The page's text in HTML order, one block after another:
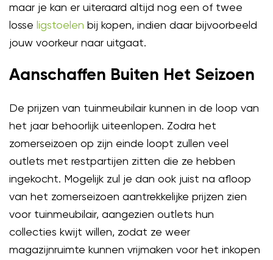
maar je kan er uiteraard altijd nog een of twee
losse ligstoelen bij kopen, indien daar bijvoorbeeld
jouw voorkeur naar uitgaat.
Aanschaffen Buiten Het Seizoen
De prijzen van tuinmeubilair kunnen in de loop van
het jaar behoorlijk uiteenlopen. Zodra het
zomerseizoen op zijn einde loopt zullen veel
outlets met restpartijen zitten die ze hebben
ingekocht. Mogelijk zul je dan ook juist na afloop
van het zomerseizoen aantrekkelijke prijzen zien
voor tuinmeubilair, aangezien outlets hun
collecties kwijt willen, zodat ze weer
magazijnruimte kunnen vrijmaken voor het inkopen